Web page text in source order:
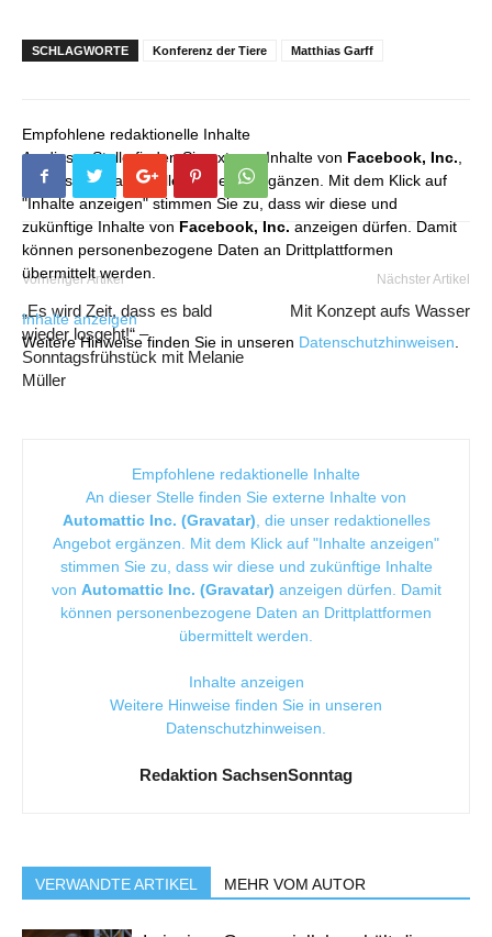
SCHLAGWORTE Konferenz der Tiere Matthias Garff
Empfohlene redaktionelle Inhalte
An dieser Stelle finden Sie externe Inhalte von Facebook, Inc.,
die unser redaktionelles Angebot ergänzen. Mit dem Klick auf
"Inhalte anzeigen" stimmen Sie zu, dass wir diese und
zukünftige Inhalte von Facebook, Inc. anzeigen dürfen. Damit
können personenbezogene Daten an Drittplattformen
übermittelt werden.
Inhalte anzeigen
Weitere Hinweise finden Sie in unseren Datenschutzhinweisen.
Vorheriger Artikel
„Es wird Zeit, dass es bald
wieder losgeht!“ –
Sonntagsfrühstück mit Melanie
Müller
Nächster Artikel
Mit Konzept aufs Wasser
Empfohlene redaktionelle Inhalte
An dieser Stelle finden Sie externe Inhalte von
Automattic Inc. (Gravatar), die unser redaktionelles
Angebot ergänzen. Mit dem Klick auf "Inhalte anzeigen"
stimmen Sie zu, dass wir diese und zukünftige Inhalte
von Automattic Inc. (Gravatar) anzeigen dürfen. Damit
können personenbezogene Daten an Drittplattformen
übermittelt werden.
Inhalte anzeigen
Weitere Hinweise finden Sie in unseren
Datenschutzhinweisen.
Redaktion SachsenSonntag
VERWANDTE ARTIKEL MEHR VOM AUTOR